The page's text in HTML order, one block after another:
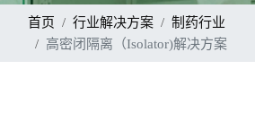
首页 行业解决方案
制药行业
高密闭隔离（Isolator)解决方案